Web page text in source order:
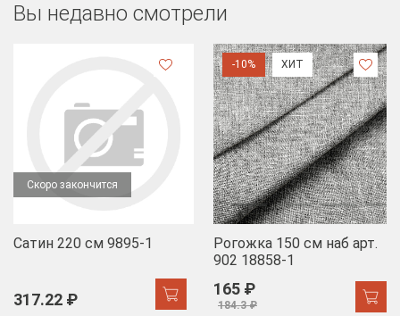
Вы недавно смотрели
Скоро закончится
Сатин 220 см 9895-1
317.22 ₽
-10% ХИТ
Рогожка 150 см наб арт.
902 18858-1
165 ₽
184.3 ₽